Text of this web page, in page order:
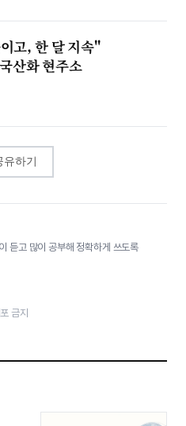
고, 한 달 지속"
산화 현주소
유하기
듣고 많이 공부해 정확하게 쓰도록
금지